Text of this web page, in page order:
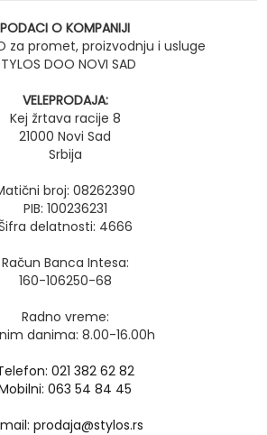
PODACI O KOMPANIJI
za promet, proizvodnju i usluge
DOO NOVI SAD
VELEPRODAJA:
Kej žrtava racije 8
21000 Novi Sad
Srbija
broj: 08262390
PIB: 100236231
delatnosti: 4666
Račun Banca Intesa:
160-106250-68
Radno vreme:
danima: 8.00-16.00h
021 382 62 82
063 54 84 45
prodaja@stylos.rs